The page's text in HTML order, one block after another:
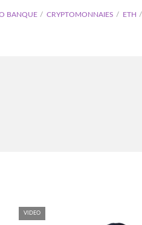
BANQUE CRYPTOMONNAIES
ETH
VIDEO